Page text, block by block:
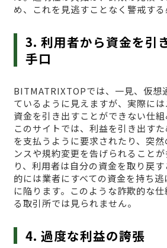
め、これを見逃すことなく警戒する
3. 利用者から資金を引
手口
BITMATRIXTOPでは、一見、仮想
ているように見えますが、実際に
資金を引き出すことができない仕組
このサイトでは、利益を引き出す
を支払うように要求されたり、突
ンスや規約変更を告げられること
り、利用者は自分の資金を取り戻
的には業者にすべての資金を持ち
に陥ります。このような詐欺的な
る取引所では見られません。
4. 過度な利益の誇張